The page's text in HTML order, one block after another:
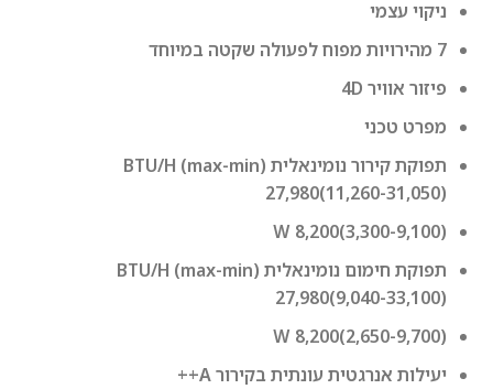
ניקוי עצמי
7 מהירויות מפוח לפעולה שקטה במיוחד
פיזור אוויר 4D
מפרט טכני
תפוקת קירור נומינאלית (max-min) BTU/H
27,980(11,260-31,050)
W 8,200(3,300-9,100)
תפוקת חימום נומינאלית (max-min) BTU/H
27,980(9,040-33,100)
W 8,200(2,650-9,700)
יעילות אנרגטית עונתית בקירור A++